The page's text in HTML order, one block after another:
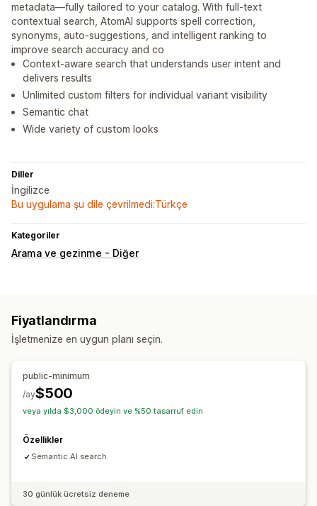
metadata—fully tailored to your catalog. With full-text
contextual search, AtomAI supports spell correction,
synonyms, auto-suggestions, and intelligent ranking to
improve search accuracy and co
Context-aware search that understands user intent and
delivers results
Unlimited custom filters for individual variant visibility
Semantic chat
Wide variety of custom looks
Diller
İngilizce
Bu uygulama şu dile çevrilmedi:Türkçe
Kategoriler
Arama ve gezinme - Diğer
Fiyatlandırma
İşletmenize en uygun planı seçin.
public-minimum
$500
/ay
veya yılda $3,000 ödeyin ve %50 tasarruf edin
Özellikler
Semantic AI search
30 günlük ücretsiz deneme